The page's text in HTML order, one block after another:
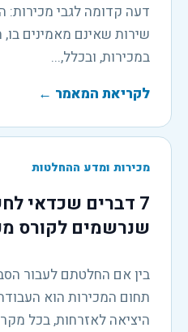
דעה קדומה לגבי מכירות:
שירות שאינם מאמינים
במכירות, ובכלל,...
לקריאת המאמר ←
מכירות ומדע ההחלטות
7 דברים שכדאי
שנרשמים לקורס
בין אם החלטתם לעבור
תחום המכירות הוא
היציאה לאזרחות, בכל